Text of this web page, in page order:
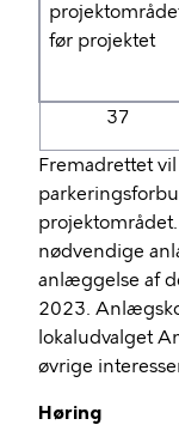
før projektet
37
Fremadrettet
nødvendige
anlæggelse af
2023.
lokaludvalget
øvrige
Høring